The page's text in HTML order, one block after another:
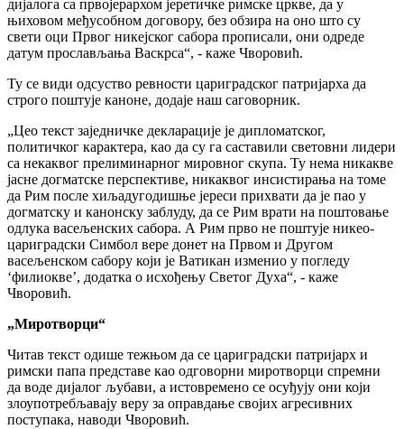
дијалога са првојерархом јеретичке римске цркве, да у
њиховом међусобном договору, без обзира на оно што су
свети оци Првог никејског сабора прописали, они одреде
датум прослављања Васкрса“, - каже Чворовић.
Ту се види одсуство ревности цариградског патријарха да
строго поштује каноне, додаје наш саговорник.
„Цео текст заједничке декларације је дипломатског,
политичког карактера, као да су га саставили световни лидери
са некаквог прелиминарног мировног скупа. Ту нема никакве
јасне догматске перспективе, никаквог инсистирања на томе
да Рим после хиљадугодишње јереси прихвати да је пао у
догматску и канонску заблуду, да се Рим врати на поштовање
одлука васељенских сабора. А Рим прво не поштује никео-
цариградски Симбол вере донет на Првом и Другом
васељенском сабору који је Ватикан изменио у погледу
‘филиокве’, додатка о исхођењу Светог Духа“, - каже
Чворовић.
„Миротворци“
Читав текст одише тежњом да се цариградски патријарх и
римски папа представе као одговорни миротворци спремни
да воде дијалог љубави, а истовремено се осуђују они који
злоупотребљавају веру за оправдање својих агресивних
поступака, наводи Чворовић.